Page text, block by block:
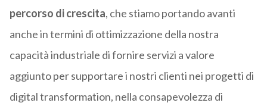
percorso di crescita, che stiamo portando avanti
anche in termini di ottimizzazione della nostra
capacità industriale di fornire servizi a valore
aggiunto per supportare i nostri clienti nei progetti di
digital transformation, nella consapevolezza di